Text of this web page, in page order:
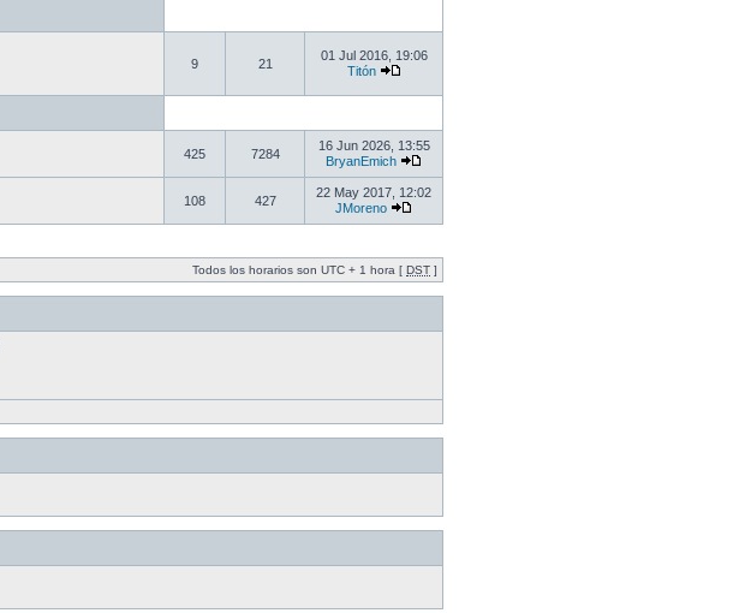
9 21
01 Jul 2016, 19:06
Titón
425 7284
16 Jun 2026, 13:55
BryanEmich
108 427
22 May 2017, 12:02
JMoreno
Todos los horarios son UTC + 1 hora [ DST ]